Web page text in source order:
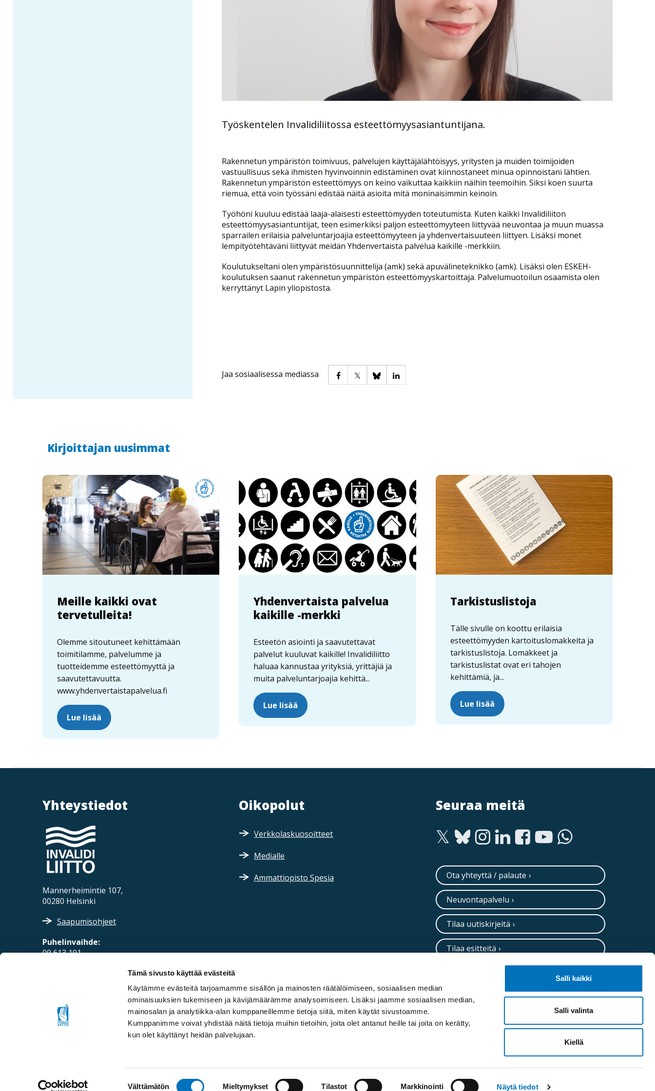
Tämä sivusto käyttää evästeitä
Käytämme evästeitä tarjoamamme sisällön ja mainosten räätälöimiseen, sosiaalisen median
ominaisuuksien tukemiseen ja kävijämäärämme analysoimiseen. Lisäksi jaamme sosiaalisen median,
mainosalan ja analytiikka-alan kumppaneillemme tietoja siitä, miten käytät sivustoamme.
Kumppanimme voivat yhdistää näitä tietoja muihin tietoihin, joita olet antanut heille tai joita on kerätty,
kun olet käyttänyt heidän palvelujaan.
Välttämätön Mieltymykset Tilastot Markkinointi Näytä tiedot
Salli kaikki
Salli valinta
Kiellä
Työskentelen Invalidiliitossa esteettömyysasiantuntijana.
Rakennetun ympäristön toimivuus, palvelujen käyttäjälähtöisyys, yritysten ja muiden toimijoiden
vastuullisuus sekä ihmisten hyvinvoinnin edistäminen ovat kiinnostaneet minua opinnoistani lähtien.
Rakennetun ympäristön esteettömyys on keino vaikuttaa kaikkiin näihin teemoihin. Siksi koen suurta
riemua, että voin työssäni edistää näitä asioita mitä moninaisimmin keinoin.
Työhöni kuuluu edistää laaja-alaisesti esteettömyyden toteutumista. Kuten kaikki Invalidiliiton
esteettömyysasiantuntijat, teen esimerkiksi paljon esteettömyyteen liittyvää neuvontaa ja muun muassa
sparrailen erilaisia palveluntarjoajia esteettömyyteen ja yhdenvertaisuuteen liittyen. Lisäksi monet
lempityötehtäväni liittyvät meidän Yhdenvertaista palvelua kaikille -merkkiin.
Koulutukseltani olen ympäristösuunnittelija (amk) sekä apuvälineteknikko (amk). Lisäksi olen ESKEH-
koulutuksen saanut rakennetun ympäristön esteettömyyskartoittaja. Palvelumuotoilun osaamista olen
kerryttänyt Lapin yliopistosta.
Jaa sosiaalisessa mediassa
Kirjoittajan uusimmat
Meille kaikki ovat
tervetulleita!
Olemme sitoutuneet kehittämään
toimitilamme, palvelumme ja
tuotteidemme esteettömyyttä ja
saavutettavuutta.
www.yhdenvertaistapalvelua.fi
Lue lisää
Yhdenvertaista palvelua
kaikille -merkki
Esteetön asiointi ja saavutettavat
palvelut kuuluvat kaikille! Invalidiliitto
haluaa kannustaa yrityksiä, yrittäjiä ja
muita palveluntarjoajia kehittä...
Lue lisää
Tarkistuslistoja
Tälle sivulle on koottu erilaisia
esteettömyyden kartoituslomakkeita ja
tarkistuslistoja. Lomakkeet ja
tarkistuslistat ovat eri tahojen
kehittämiä, ja...
Lue lisää
Yhteystiedot
Mannerheimintie 107,
00280 Helsinki
Saapumisohjeet
Puhelinvaihde:
09 613 191
Oikopolut
Verkkolaskuosoitteet
Medialle
Ammattiopisto Spesia
Seuraa meitä
Ota yhteyttä / palaute
Neuvontapalvelu
Tilaa uutiskirjeitä
Tilaa esitteitä